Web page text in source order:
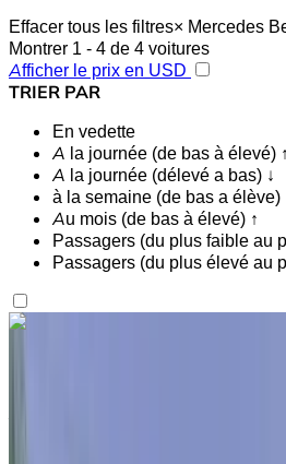
Effacer tous les filtres× Mercedes
Montrer 1 - 4 de 4 voitures
Afficher le prix en USD
TRIER PAR
En vedette
A la journée (de bas à élevé) ↑
A la journée (délevé a bas) ↓
à la semaine (de bas a élève)
Au mois (de bas à élevé) ↑
Passagers (du plus faible au
Passagers (du plus élevé au
Vous aimez ce que vous voyez ?